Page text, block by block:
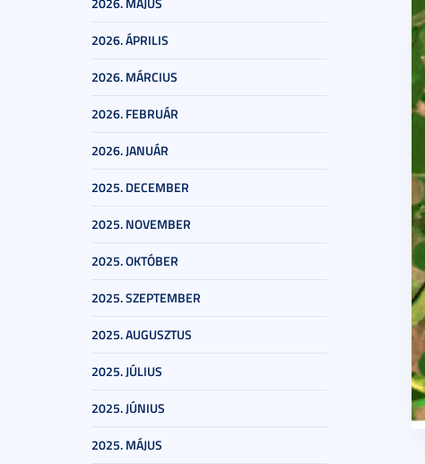
2026. ÁPRILIS
2026. MÁRCIUS
2026. FEBRUÁR
2026. JANUÁR
2025. DECEMBER
2025. NOVEMBER
2025. OKTÓBER
2025. SZEPTEMBER
2025. AUGUSZTUS
2025. JÚLIUS
2025. JÚNIUS
2025. MÁJUS